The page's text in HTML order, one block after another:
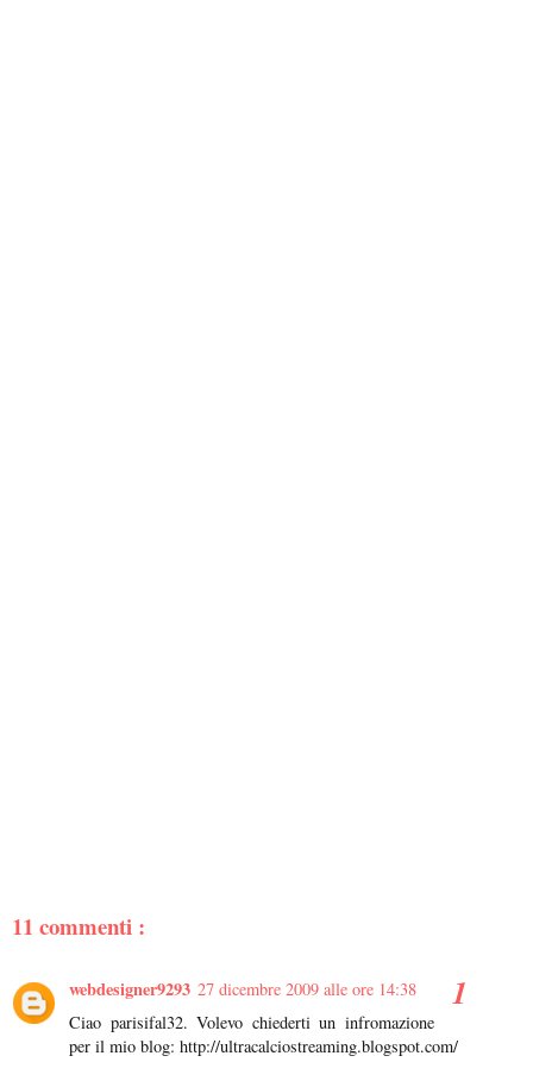
11 commenti :
webdesigner9293 27 dicembre 2009 alle ore 14:38
Ciao parisifal32. Volevo chiederti un infromazione
per il mio blog: http://ultracalciostreaming.blogspot.com/